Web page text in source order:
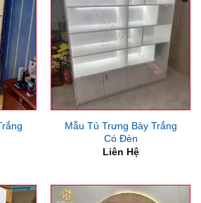
Mẫu Tủ Trưng Bày Trắng
Có Đèn
Liên Hệ